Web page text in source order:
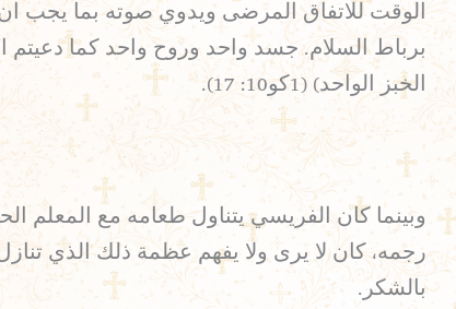
الوقت للاتفاق المرضى ويدوي صوته بما يجب
الخبز الواحد) (1كو10: 17).
وبينما كان الفريسي يتناول طعامه مع المعلم
رجمه، كان لا يرى ولا يفهم عظمة ذلك الذي
بالشكر.